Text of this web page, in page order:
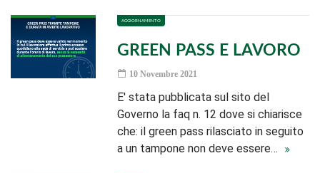
AGGIORNAMENTO
GREEN PASS E LAVORO
10 Novembre 2021
E' stata pubblicata sul sito del
Governo la faq n. 12 dove si chiarisce
che: il green pass rilasciato in seguito
a un tampone non deve essere…